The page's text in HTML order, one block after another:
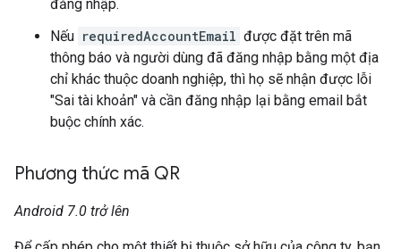
đăng nhập.
Nếu requiredAccountEmail được đặt trên mã
thông báo và người dùng đã đăng nhập bằng một địa
chỉ khác thuộc doanh nghiệp, thì họ sẽ nhận được lỗi
"Sai tài khoản" và cần đăng nhập lại bằng email bắt
buộc chính xác.
Phương thức mã QR
Android 7.0 trở lên